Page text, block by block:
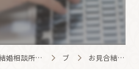
【究極のパートナーと出逢える結婚相談所】目黒区・品川区で結婚相談所ならアノー・ド・マリアージュ 目黒婚活サロン ブログ お見合結婚と恋愛結婚の離婚率